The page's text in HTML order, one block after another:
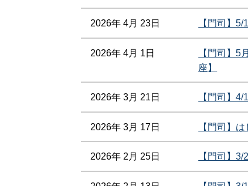
2026年 4月 23日 【門司】
2026年 4月 1日
【門司】
座】
2026年 3月 21日 【門司】
2026年 3月 17日 【門司】
2026年 2月 25日 【門司】